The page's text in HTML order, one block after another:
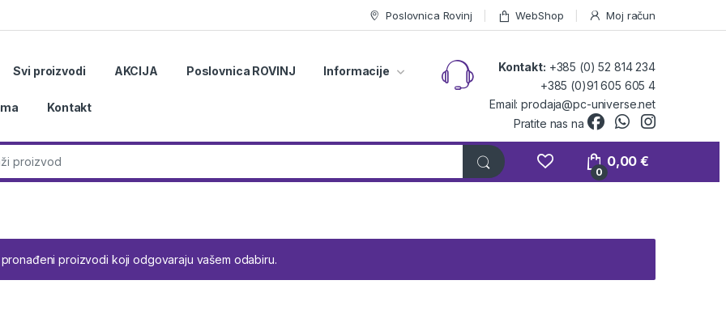
Poslovnica Rovinj WebShop Moj račun
Svi proizvodi AKCIJA Poslovnica ROVINJ Informacije
Kontakt
Kontakt: +385 (0) 52 814 234
+385 (0)91 605 605 4
Email: prodaja@pc-universe.net
Pratite nas na
0
0,00€
pronađeni proizvodi koji odgovaraju vašem odabiru.